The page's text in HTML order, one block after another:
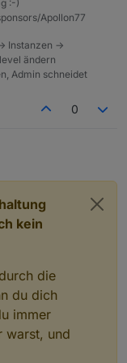
:-)
Apollon77
Instanzen ->
ändern
Admin schneidet
0
kein
die
du dich
immer
warst, und